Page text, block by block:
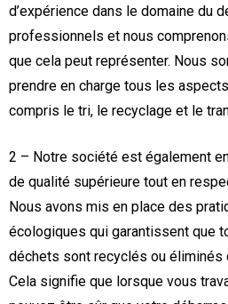
d’expérience dans le domaine du
professionnels et nous
que cela peut représenter. Nous
prendre en charge tous les
compris le tri, le recyclage et le
2 – Notre société est également
de qualité supérieure tout en
Nous avons mis en place des
écologiques qui garantissent que
déchets sont recyclés ou éliminés
Cela signifie que lorsque vous